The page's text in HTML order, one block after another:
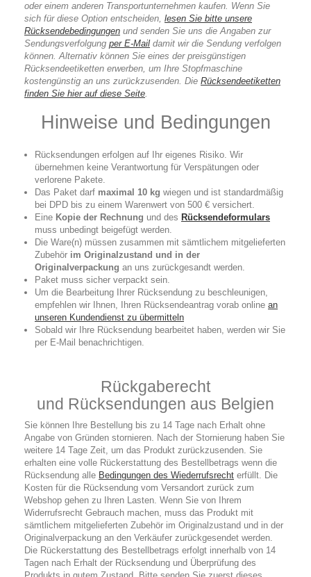
oder einem anderen Transportunternehmen kaufen. Wenn Sie
sich für diese Option entscheiden, lesen Sie bitte unsere
Rücksendebedingungen und senden Sie uns die Angaben zur
Sendungsverfolgung per E-Mail damit wir die Sendung verfolgen
können. Alternativ können Sie eines der preisgünstigen
Rücksendeetiketten erwerben, um Ihre Stopfmaschine
kostengünstig an uns zurückzusenden. Die Rücksendeetiketten
finden Sie hier auf diese Seite.
Hinweise und Bedingungen
Rücksendungen erfolgen auf Ihr eigenes Risiko. Wir
übernehmen keine Verantwortung für Verspätungen oder
verlorene Pakete.
Das Paket darf maximal 10 kg wiegen und ist standardmäßig
bei DPD bis zu einem Warenwert von 500 € versichert.
Eine Kopie der Rechnung und des Rücksendeformulars
muss unbedingt beigefügt werden.
Die Ware(n) müssen zusammen mit sämtlichem mitgelieferten
Zubehör im Originalzustand und in der
Originalverpackung an uns zurückgesandt werden.
Paket muss sicher verpackt sein.
Um die Bearbeitung Ihrer Rücksendung zu beschleunigen,
empfehlen wir Ihnen, Ihren Rücksendeantrag vorab online an
unseren Kundendienst zu übermitteln
Sobald wir Ihre Rücksendung bearbeitet haben, werden wir Sie
per E-Mail benachrichtigen.
Rückgaberecht
und Rücksendungen aus Belgien
Sie können Ihre Bestellung bis zu 14 Tage nach Erhalt ohne
Angabe von Gründen stornieren. Nach der Stornierung haben Sie
weitere 14 Tage Zeit, um das Produkt zurückzusenden. Sie
erhalten eine volle Rückerstattung des Bestellbetrags wenn die
Rücksendung alle Bedingungen des Wiederrufsrecht erfüllt. Die
Kosten für die Rücksendung vom Versandort zurück zum
Webshop gehen zu Ihren Lasten. Wenn Sie von Ihrem
Widerrufsrecht Gebrauch machen, muss das Produkt mit
sämtlichem mitgelieferten Zubehör im Originalzustand und in der
Originalverpackung an den Verkäufer zurückgesendet werden.
Die Rückerstattung des Bestellbetrags erfolgt innerhalb von 14
Tagen nach Erhalt der Rücksendung und Überprüfung des